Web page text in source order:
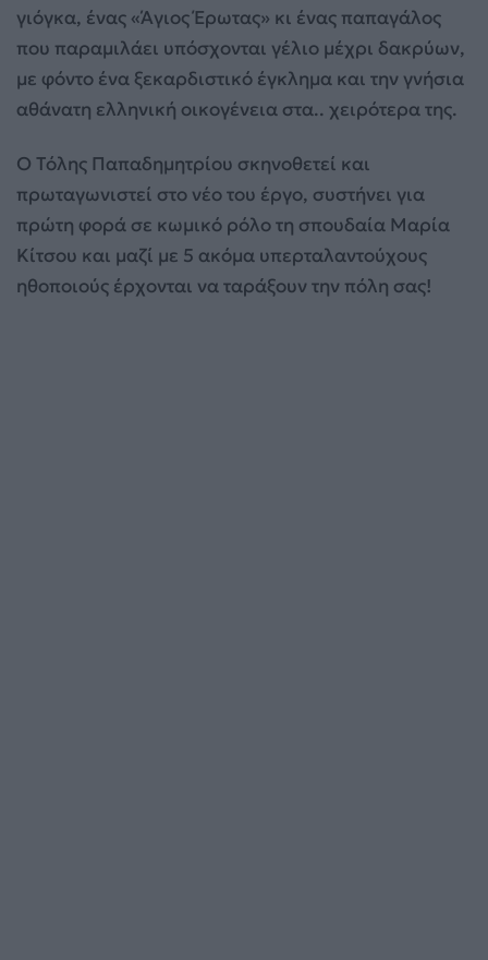
γιόγκα, ένας «Άγιος Έρωτας» κι ένας παπαγάλος
που παραμιλάει υπόσχονται γέλιο μέχρι δακρύων,
με φόντο ένα ξεκαρδιστικό έγκλημα και την γνήσια
αθάνατη ελληνική οικογένεια στα.. χειρότερα της.
Ο Τόλης Παπαδημητρίου σκηνοθετεί και
πρωταγωνιστεί στο νέο του έργο, συστήνει για
πρώτη φορά σε κωμικό ρόλο τη σπουδαία Μαρία
Κίτσου και μαζί με 5 ακόμα υπερταλαντούχους
ηθοποιούς έρχονται να ταράξουν την πόλη σας!